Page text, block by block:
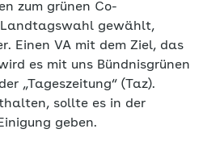
zum grünen Co-
gewählt,
Einen VA mit dem Ziel, das
es mit uns Bündnisgrünen
„Tageszeitung“ (Taz).
sollte es in der
geben.